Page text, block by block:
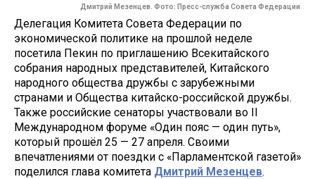
Дмитрий Мезенцев. Фото: Пресс-служба Совета Федерации
Делегация Комитета Совета Федерации по
экономической политике на прошлой неделе
посетила Пекин по приглашению Всекитайского
собрания народных представителей, Китайского
народного общества дружбы с зарубежными
странами и Общества китайско-российской дружбы.
Также российские сенаторы участвовали во II
Международном форуме «Один пояс — один путь»,
который прошёл 25 — 27 апреля. Своими
впечатлениями от поездки с «Парламентской газетой»
поделился глава комитета Дмитрий Мезенцев.